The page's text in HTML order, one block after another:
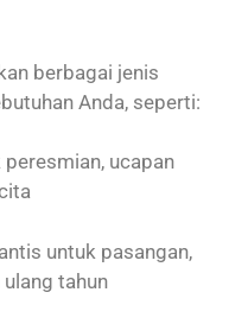
berbagai jenis
Anda, seperti:
peresmian, ucapan
untuk pasangan,
tahun